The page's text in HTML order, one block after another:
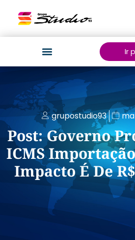
Ir
grupostudio93
Post: Governo
ICMS
Impacto É De